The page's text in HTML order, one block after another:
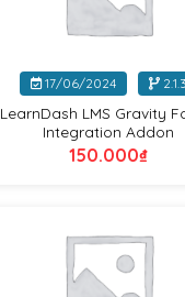
17/06/2024 2.1.3
LearnDash LMS Gravity
Integration Addon
150.000₫